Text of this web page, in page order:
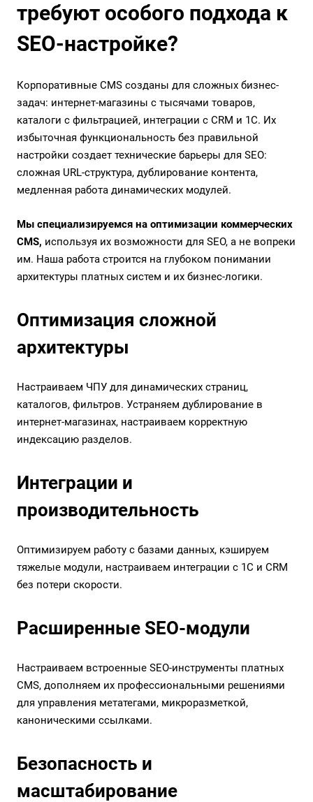
требуют особого подхода к
SEO-настройке?
Корпоративные CMS созданы для сложных бизнес-
задач: интернет-магазины с тысячами товаров,
каталоги с фильтрацией, интеграции с CRM и 1С. Их
избыточная функциональность без правильной
настройки создает технические барьеры для SEO:
сложная URL-структура, дублирование контента,
медленная работа динамических модулей.
Мы специализируемся на оптимизации коммерческих
CMS, используя их возможности для SEO, а не вопреки
им. Наша работа строится на глубоком понимании
архитектуры платных систем и их бизнес-логики.
Оптимизация сложной
архитектуры
Настраиваем ЧПУ для динамических страниц,
каталогов, фильтров. Устраняем дублирование в
интернет-магазинах, настраиваем корректную
индексацию разделов.
Интеграции и
производительность
Оптимизируем работу с базами данных, кэшируем
тяжелые модули, настраиваем интеграции с 1С и CRM
без потери скорости.
Расширенные SEO-модули
Настраиваем встроенные SEO-инструменты платных
CMS, дополняем их профессиональными решениями
для управления метатегами, микроразметкой,
каноническими ссылками.
Безопасность и
масштабирование